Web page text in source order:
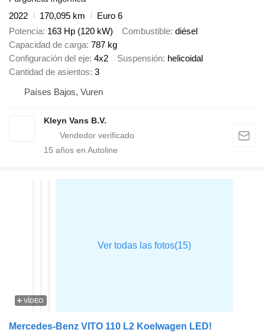
2022
170,095 km
Euro 6
Potencia 163 Hp (120 kW) Combustible diésel
Capacidad de carga 787 kg
Configuración del eje 4x2 Suspensión helicoidal
Cantidad de asientos 3
Países Bajos, Vuren
Kleyn Vans B.V.
15 años en Autoline
VÍDEO
Mercedes-Benz VITO 110 L2 Koelwagen LED!